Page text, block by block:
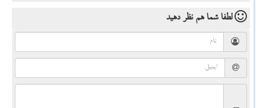
لطفا شما همنظر دهید